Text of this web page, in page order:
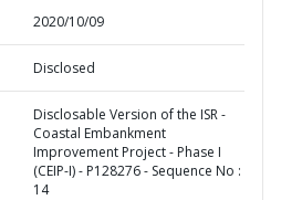
2020/10/09
Disclosed
Disclosable Version of the ISR -
Coastal Embankment
Improvement Project - Phase I
(CEIP-I) - P128276 - Sequence No :
14